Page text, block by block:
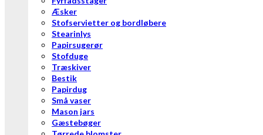
Æsker
Stofservietter og bordløbere
Stearinlys
Papirsugerør
Stofduge
Træskiver
Bestik
Papirdug
Små vaser
Mason jars
Gæstebøger